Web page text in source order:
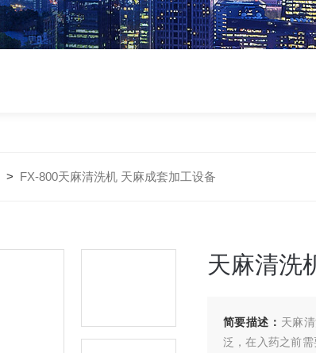
> FX-800天麻清洗机 天麻成套加工设备
天麻清洗
简要描述： 天麻
泛，在入药之前